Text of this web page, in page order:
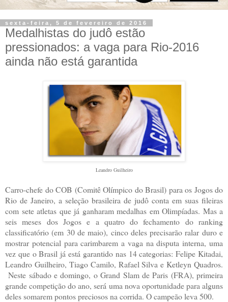
sexta-feira, 5 de fevereiro de 2016
Medalhistas do judô estão
pressionados: a vaga para Rio-2016
ainda não está garantida
Leandro Guilheiro
Carro-chefe do COB (Comitê Olímpico do Brasil) para os Jogos do
Rio de Janeiro, a seleção brasileira de judô conta em suas fileiras
com sete atletas que já ganharam medalhas em Olimpíadas. Mas a
seis meses dos Jogos e a quatro do fechamento do ranking
classificatório (em 30 de maio), cinco deles precisarão ralar duro e
mostrar potencial para carimbarem a vaga na disputa interna, uma
vez que o Brasil já está garantido nas 14 categorias: Felipe Kitadai,
Leandro Guilheiro, Tiago Camilo, Rafael Silva e Ketleyn Quadros.
Neste sábado e domingo, o Grand Slam de Paris (FRA), primeira
grande competição do ano, será uma nova oportunidade para alguns
deles somarem pontos preciosos na corrida. O campeão leva 500.